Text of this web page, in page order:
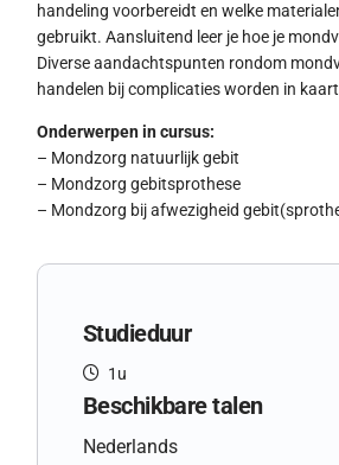
handeling voorbereidt en welke
gebruikt. Aansluitend leer je hoe je
Diverse aandachtspunten rondom
handelen bij complicaties worden in
Onderwerpen in cursus:
– Mondzorg natuurlijk gebit
– Mondzorg gebitsprothese
– Mondzorg bij afwezigheid
Studieduur
1u
Beschikbare talen
Nederlands